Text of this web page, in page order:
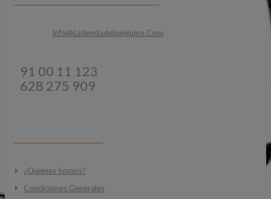
Info@latiendadelpinguino.com
91 00 11 123
628 275 909
¿Quiénes Somos?
Condiciones Generales